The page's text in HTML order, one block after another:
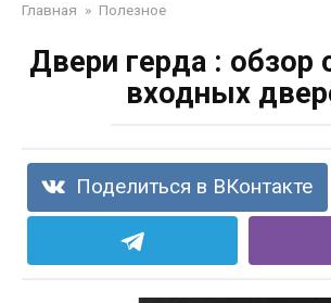
Главная » Полезное
Двери герда : обзор
входных
Поделиться в ВКонтакте